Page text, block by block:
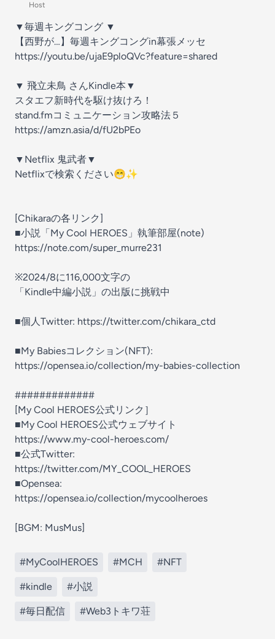
Host
▼毎週キングコング ▼
【西野が…】毎週キングコングin幕張メッセ
https://youtu.be/ujaE9ploQVc?feature=shared
▼ 飛立未鳥 さんKindle本▼
スタエフ新時代を駆け抜けろ！
stand.fmコミュニケーション攻略法５
https://amzn.asia/d/fU2bPEo
▼Netflix 鬼武者▼
Netflixで検索ください😁✨
[Chikaraの各リンク]
■小説「My Cool HEROES」執筆部屋(note)
https://note.com/super_murre231
※2024/8に116,000文字の
「Kindle中編小説」の出版に挑戦中
■個人Twitter: https://twitter.com/chikara_ctd
■My Babiesコレクション(NFT):
https://opensea.io/collection/my-babies-collection
#############
[My Cool HEROES公式リンク］
■My Cool HEROES公式ウェブサイト
https://www.my-cool-heroes.com/
■公式Twitter:
https://twitter.com/MY_COOL_HEROES
■Opensea:
https://opensea.io/collection/mycoolheroes
[BGM: MusMus]
#MyCoolHEROES #MCH #NFT
#kindle #小説
#毎日配信 #Web3トキワ荘